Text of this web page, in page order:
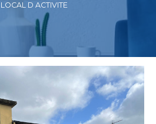
LOCAL D ACTIVITE